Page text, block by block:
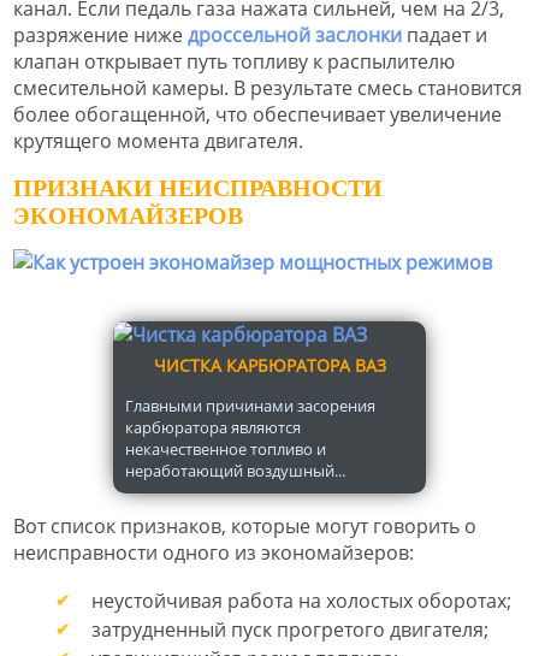
канал. Если педаль газа нажата сильней, чем на 2/3,
разряжение нижедроссельной заслонки падает и
клапан открывает путь топливу к распылителю
смесительной камеры. В результате смесь становится
более обогащенной, что обеспечивает увеличение
крутящего момента двигателя.
ПРИЗНАКИ НЕИСПРАВНОСТИ
ЭКОНОМАЙЗЕРОВ
ЧИСТКА КАРБЮРАТОРА ВАЗ
Главными причинами засорения
карбюратора являются
некачественное топливо и
неработающий воздушный...
Вот список признаков, которые могут говорить о
неисправности одного из экономайзеров:
неустойчивая работа на холостых оборотах;
затрудненный пуск прогретого двигателя;